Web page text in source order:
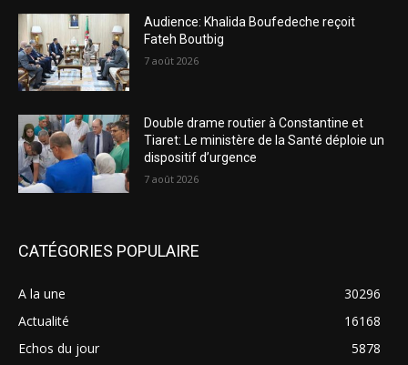
Audience: Khalida Boufedeche reçoit
Fateh Boutbig
7 août 2026
Double drame routier à Constantine et
Tiaret: Le ministère de la Santé déploie un
dispositif d’urgence
7 août 2026
CATÉGORIES POPULAIRE
A la une
30296
Actualité
16168
Echos du jour
5878